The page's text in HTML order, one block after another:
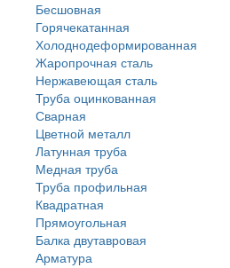
Бесшовная
Горячекатанная
Холоднодеформированная
Жаропрочная сталь
Нержавеющая сталь
Труба оцинкованная
Сварная
Цветной металл
Латунная труба
Медная труба
Труба профильная
Квадратная
Прямоугольная
Балка двутавровая
Арматура